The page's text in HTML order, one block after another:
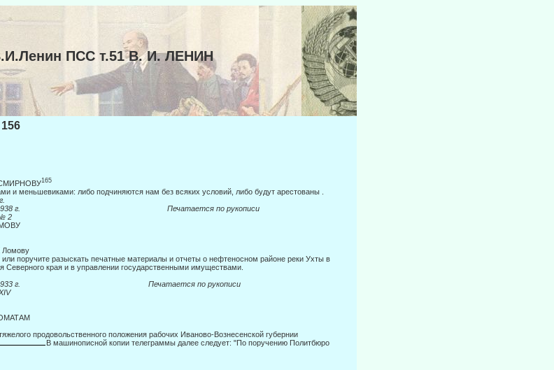
ПСС т.51 В. И. ЛЕНИН
165
и меньшевиками: либо подчиняются нам без всяких ус­ловий, либо будут арестованы .
в 1938 г. Печатается по рукописи
2
Ломову
или поручите разыскать печатные материалы и отчеты о нефтеносном районе реки Ухты в
Северного края и в управ­лении государственными имуществами.
в 1933 г. Печатается по рукописи
продовольственного положения рабочих Иваново-Вознесенской губернии
В машинописной копии телеграммы далее следует: "По поручению Политбюро